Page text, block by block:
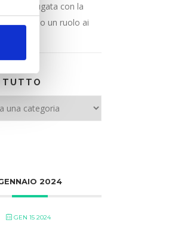
va coniugata con la
Diamo un ruolo ai
TUTTO
2024
GEN 15 2024